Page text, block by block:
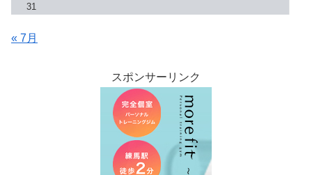
31
« 7月
スポンサーリンク